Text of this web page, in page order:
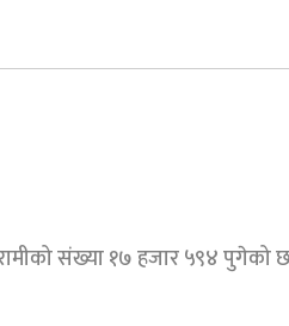
संख्या १७ हजार ५९४ पुगेको